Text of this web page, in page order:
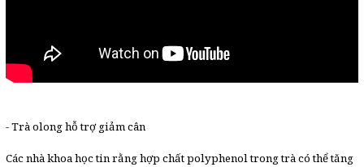
- Trà olong hỗ trợ giảm cân
Các nhà khoa học tin rằng hợp chất polyphenol trong trà có thể tăng